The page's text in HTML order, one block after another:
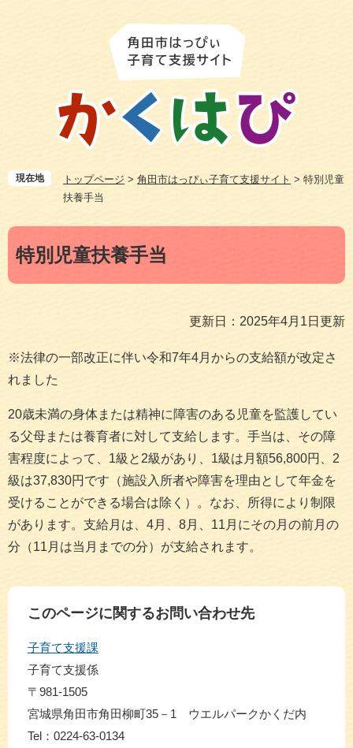
現在地 トップページ > 角田市はっぴぃ子育て支援サイト > 特別児童
扶養手当
本
文
特別児童扶養手当
更新日：2025年4月1日更新
※法律の一部改正に伴い令和7年4月からの支給額が改定さ
れました
20歳未満の身体または精神に障害のある児童を監護してい
る父母または養育者に対して支給します。手当は、その障
害程度によって、1級と2級があり、1級は月額56,800円、2
級は37,830円です（施設入所者や障害を理由として年金を
受けることができる場合は除く）。なお、所得により制限
があります。支給月は、4月、8月、11月にその月の前月の
分（11月は当月までの分）が支給されます。
このページに関するお問い合わせ先
子育て支援課
子育て支援係
〒981-1505
宮城県角田市角田柳町35－1 ウエルパークかくだ内
Tel：0224-63-0134